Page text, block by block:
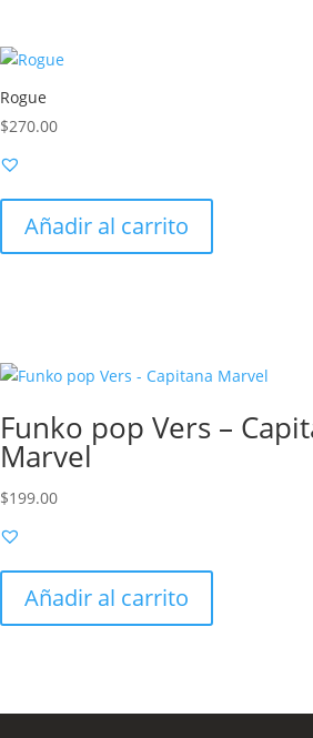
Rogue
$270.00
Añadir al carrito
Funko pop Vers –
Marvel
$199.00
Añadir al carrito